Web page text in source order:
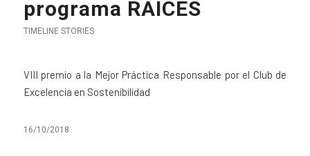
programa RAÍCES
TIMELINE STORIES
VIII premio a la Mejor Práctica Responsable por el Club de
Excelencia en Sostenibilidad
16/10/2018